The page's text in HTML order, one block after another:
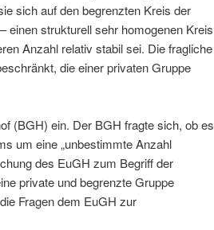
sich auf den begrenzten Kreis der
einen strukturell sehr homogenen Kreis
Anzahl relativ stabil sei. Die fragliche
die einer privaten Gruppe
(BGH) ein. Der BGH fragte sich, ob es
um eine „unbestimmte Anzahl
des EuGH zum Begriff der
private und begrenzte Gruppe
Fragen dem EuGH zur